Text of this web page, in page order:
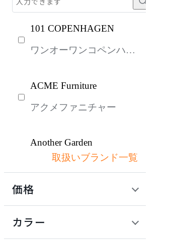
101 COPENHAGEN
ワンオーワンコペンハー
ACME Furniture
アクメファニチャー
Another Garden
アナザーガーデン
アートワークスタジオ
取扱いブランド一覧
価格
カラー